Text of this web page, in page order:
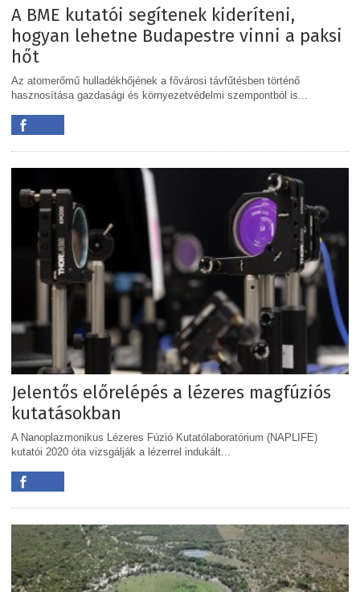
A BME kutatói segítenek kideríteni,
hogyan lehetne Budapestre vinni a paksi
hőt
Az atomerőmű hulladékhőjének a fővárosi távfűtésben történő
hasznosítása gazdasági és környezetvédelmi szempontból is...
Jelentős előrelépés a lézeres magfúziós
kutatásokban
A Nanoplazmonikus Lézeres Fúzió Kutatólaboratórium (NAPLIFE)
kutatói 2020 óta vizsgálják a lézerrel indukált...